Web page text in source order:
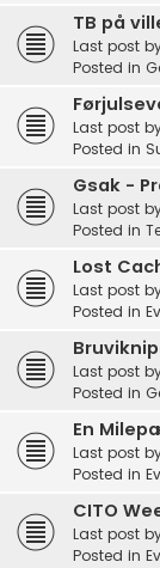
TB på
Last post
Posted in
Last post
Posted in
Gsak -
Last post
Posted in
Lost
Last post
Posted in
Last post
Posted in
En
Last post
Posted in
CITO
Last post
Posted in